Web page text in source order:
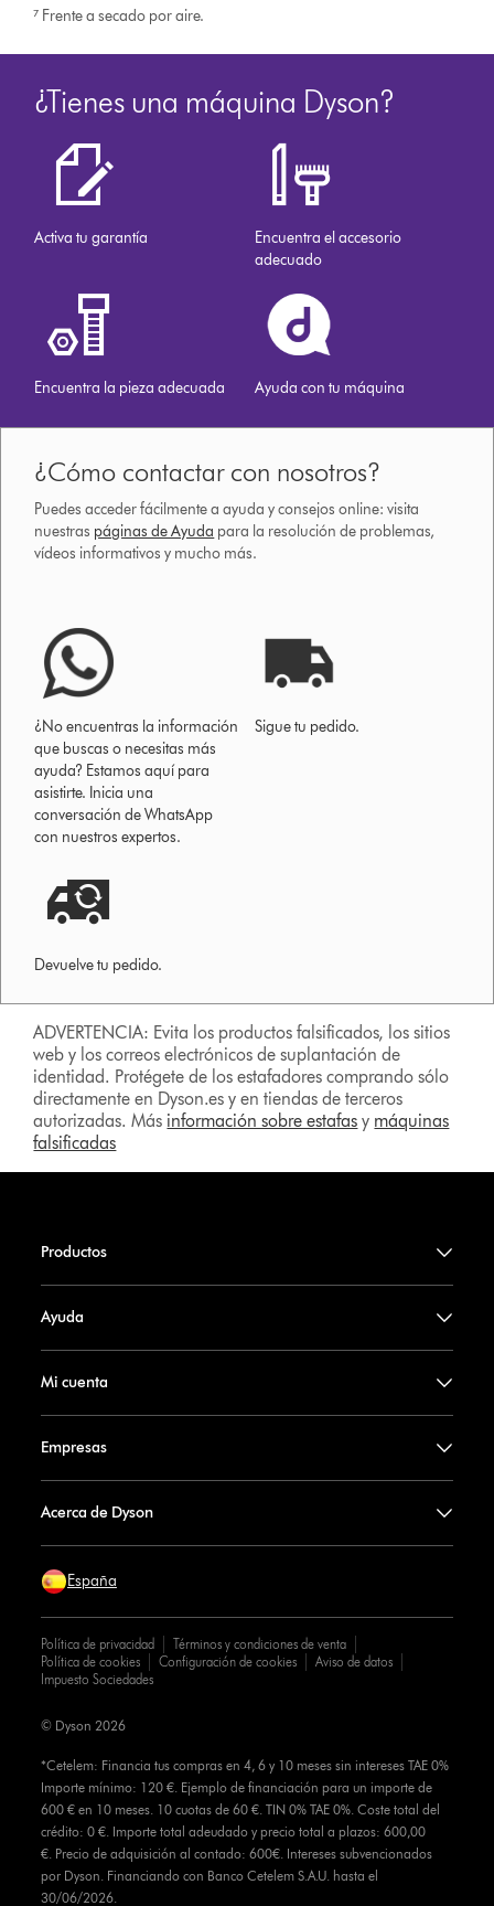
⁷ Frente a secado por aire.
¿Tienes una máquina Dyson?
Activa tu garantía
Encuentra el accesorio
adecuado
Encuentra la pieza adecuada Ayuda con tu máquina
¿Cómo contactar con nosotros?
Puedes acceder fácilmente a ayuda y consejos online: visita
nuestras páginas de Ayuda para la resolución de problemas,
vídeos informativos y mucho más.
¿No encuentras la información
que buscas o necesitas más
ayuda? Estamos aquí para
asistirte. Inicia una
conversación de WhatsApp
con nuestros expertos.
Sigue tu pedido.
Devuelve tu pedido.
ADVERTENCIA: Evita los productos falsificados, los sitios
web y los correos electrónicos de suplantación de
identidad. Protégete de los estafadores comprando sólo
directamente en Dyson.es y en tiendas de terceros
autorizadas. Más información sobre estafas y máquinas
falsificadas
Productos
Ayuda
Mi cuenta
Empresas
Acerca de Dyson
España
Política de privacidad
Términos y condiciones de venta
Política de cookies
Configuración de cookies
Aviso de datos
Impuesto Sociedades
*Cetelem: Financia tus compras en 4, 6 y 10 meses sin intereses TAE 0%
Importe mínimo: 120 €. Ejemplo de financiación para un importe de
600 € en 10 meses. 10 cuotas de 60 €. TIN 0% TAE 0%. Coste total del
crédito: 0 €. Importe total adeudado y precio total a plazos: 600,00
€. Precio de adquisición al contado: 600€. Intereses subvencionados
por Dyson. Financiando con Banco Cetelem S.A.U. hasta el
30/06/2026.
© Dyson 2026